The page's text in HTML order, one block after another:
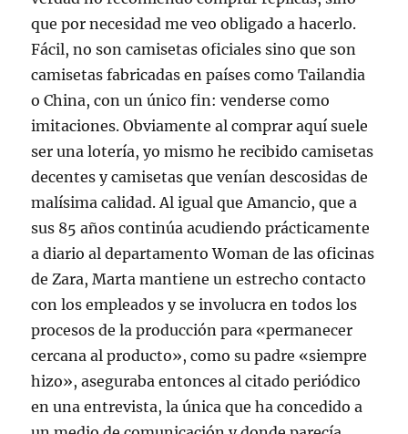
que por necesidad me veo obligado a hacerlo.
Fácil, no son camisetas oficiales sino que son
camisetas fabricadas en países como Tailandia
o China, con un único fin: venderse como
imitaciones. Obviamente al comprar aquí suele
ser una lotería, yo mismo he recibido camisetas
decentes y camisetas que venían descosidas de
malísima calidad. Al igual que Amancio, que a
sus 85 años continúa acudiendo prácticamente
a diario al departamento Woman de las oficinas
de Zara, Marta mantiene un estrecho contacto
con los empleados y se involucra en todos los
procesos de la producción para «permanecer
cercana al producto», como su padre «siempre
hizo», aseguraba entonces al citado periódico
en una entrevista, la única que ha concedido a